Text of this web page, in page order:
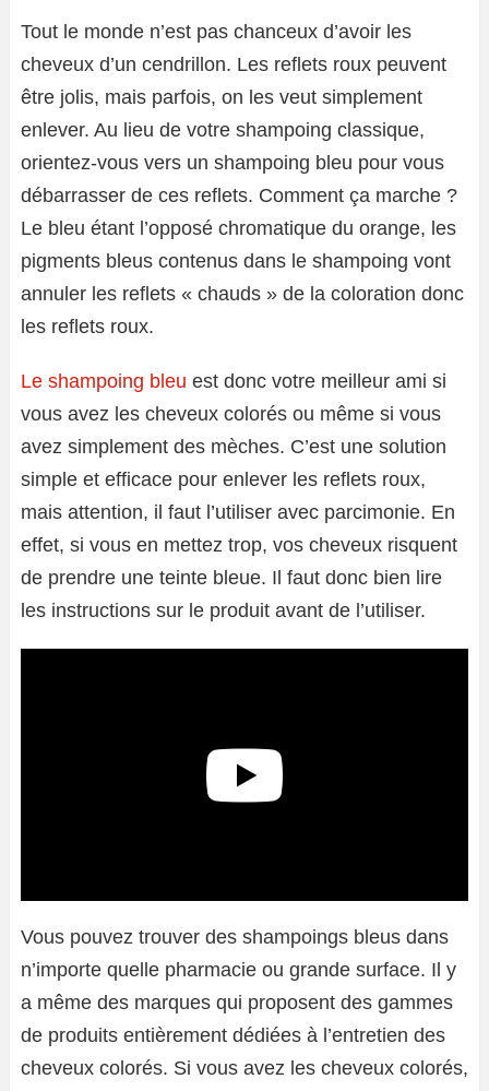
Tout le monde n’est pas chanceux d’avoir les
cheveux d’un cendrillon. Les reflets roux peuvent
être jolis, mais parfois, on les veut simplement
enlever. Au lieu de votre shampoing classique,
orientez-vous vers un shampoing bleu pour vous
débarrasser de ces reflets. Comment ça marche ?
Le bleu étant l’opposé chromatique du orange, les
pigments bleus contenus dans le shampoing vont
annuler les reflets « chauds » de la coloration donc
les reflets roux.
Le shampoing bleu est donc votre meilleur ami si
vous avez les cheveux colorés ou même si vous
avez simplement des mèches. C’est une solution
simple et efficace pour enlever les reflets roux,
mais attention, il faut l’utiliser avec parcimonie. En
effet, si vous en mettez trop, vos cheveux risquent
de prendre une teinte bleue. Il faut donc bien lire
les instructions sur le produit avant de l’utiliser.
Vous pouvez trouver des shampoings bleus dans
n’importe quelle pharmacie ou grande surface. Il y
a même des marques qui proposent des gammes
de produits entièrement dédiées à l’entretien des
cheveux colorés. Si vous avez les cheveux colorés,